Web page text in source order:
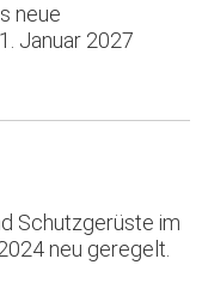
neue
Januar 2027
Schutzgerüste im
neu geregelt.